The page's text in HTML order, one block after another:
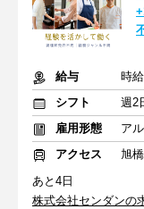
給与
時
シフト
週2
雇用形態
ア
アクセス
旭
あと4日
株式会社センダンの